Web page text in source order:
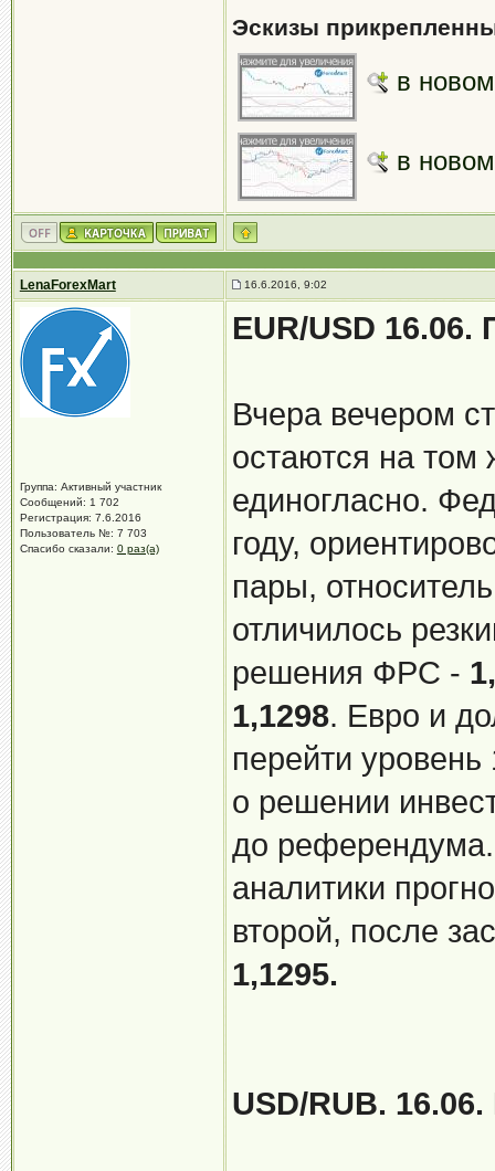
Эскизы
в
в
LenaForexMart 16.6.2016, 9:02
Группа: Активный участник
Сообщений: 1 702
Регистрация: 7.6.2016
Пользователь №: 7 703
Спасибо сказали: 0 раз(а)
EUR/USD 16.06.
Вчера вечером
остаются на
единогласно.
году,
пары,
отличилось
решения ФРС -
1,1298. Евро и
перейти уровень
о решении
до
аналитики
второй, после
1,1295.
USD/RUB.